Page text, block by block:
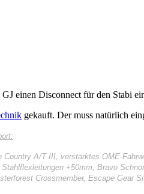
einen Disconnect für den Stabi
gekauft. Der muss natürlich
A/T III, verstärktes OME-
+50mm, Bravo
Crossmember, Escape Gear